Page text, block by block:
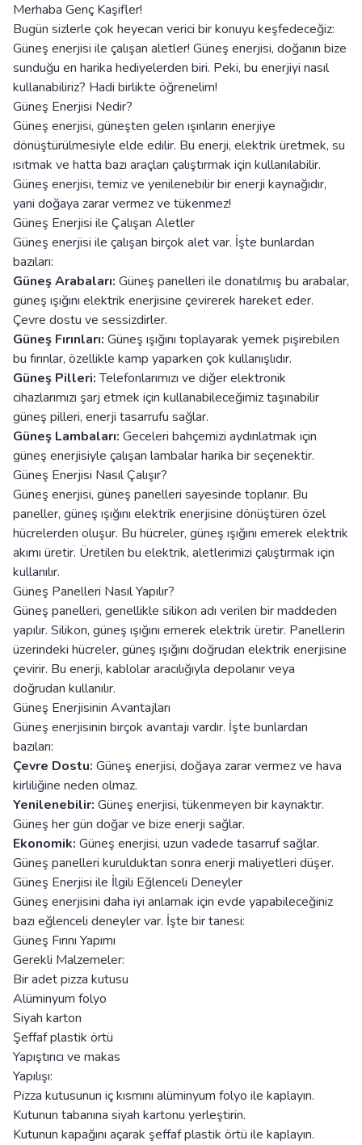
Merhaba Genç Kaşifler!
Bugün sizlerle çok heyecan verici bir konuyu keşfedeceğiz:
Güneş enerjisi ile çalışan aletler! Güneş enerjisi, doğanın bize
sunduğu en harika hediyelerden biri. Peki, bu enerjiyi nasıl
kullanabiliriz? Hadi birlikte öğrenelim!
Güneş Enerjisi Nedir?
Güneş enerjisi, güneşten gelen ışınların enerjiye
dönüştürülmesiyle elde edilir. Bu enerji, elektrik üretmek, su
ısıtmak ve hatta bazı araçları çalıştırmak için kullanılabilir.
Güneş enerjisi, temiz ve yenilenebilir bir enerji kaynağıdır,
yani doğaya zarar vermez ve tükenmez!
Güneş Enerjisi ile Çalışan Aletler
Güneş enerjisi ile çalışan birçok alet var. İşte bunlardan
bazıları:
Güneş Arabaları: Güneş panelleri ile donatılmış bu arabalar,
güneş ışığını elektrik enerjisine çevirerek hareket eder.
Çevre dostu ve sessizdirler.
Güneş Fırınları: Güneş ışığını toplayarak yemek pişirebilen
bu fırınlar, özellikle kamp yaparken çok kullanışlıdır.
Güneş Pilleri:Telefonlarımızı ve diğer elektronik
cihazlarımızı şarj etmek için kullanabileceğimiz taşınabilir
güneş pilleri, enerji tasarrufu sağlar.
Güneş Lambaları: Geceleri bahçemizi aydınlatmak için
güneş enerjisiyle çalışan lambalar harika bir seçenektir.
Güneş Enerjisi Nasıl Çalışır?
Güneş enerjisi, güneş panelleri sayesinde toplanır. Bu
paneller, güneş ışığını elektrik enerjisine dönüştüren özel
hücrelerden oluşur. Bu hücreler, güneş ışığını emerek elektrik
akımı üretir. Üretilen bu elektrik, aletlerimizi çalıştırmak için
kullanılır.
Güneş Panelleri Nasıl Yapılır?
Güneş panelleri, genellikle silikon adı verilen bir maddeden
yapılır. Silikon, güneş ışığını emerek elektrik üretir. Panellerin
üzerindeki hücreler, güneş ışığını doğrudan elektrik enerjisine
çevirir. Bu enerji, kablolar aracılığıyla depolanır veya
doğrudan kullanılır.
Güneş Enerjisinin Avantajları
Güneş enerjisinin birçok avantajı vardır. İşte bunlardan
bazıları:
Çevre Dostu: Güneş enerjisi, doğaya zarar vermez ve hava
kirliliğine neden olmaz.
Yenilenebilir: Güneş enerjisi, tükenmeyen bir kaynaktır.
Güneş her gün doğar ve bize enerji sağlar.
Ekonomik: Güneş enerjisi, uzun vadede tasarruf sağlar.
Güneş panelleri kurulduktan sonra enerji maliyetleri düşer.
Güneş Enerjisi ile İlgili Eğlenceli Deneyler
Güneş enerjisini daha iyi anlamak için evde yapabileceğiniz
bazı eğlenceli deneyler var. İşte bir tanesi:
Güneş Fırını Yapımı
Gerekli Malzemeler:
Bir adet pizza kutusu
Alüminyum folyo
Siyah karton
Şeffaf plastik örtü
Yapıştırıcı ve makas
Yapılışı:
Pizza kutusunun iç kısmını alüminyum folyo ile kaplayın.
Kutunun tabanına siyah kartonu yerleştirin.
Kutunun kapağını açarak şeffaf plastik örtü ile kaplayın.